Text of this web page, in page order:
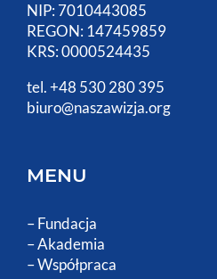
NIP: 7010443085
REGON: 147459859
KRS: 0000524435
tel. +48 530 280 395
biuro@naszawizja.org
MENU
–Fundacja
–Akademia
–Współpraca